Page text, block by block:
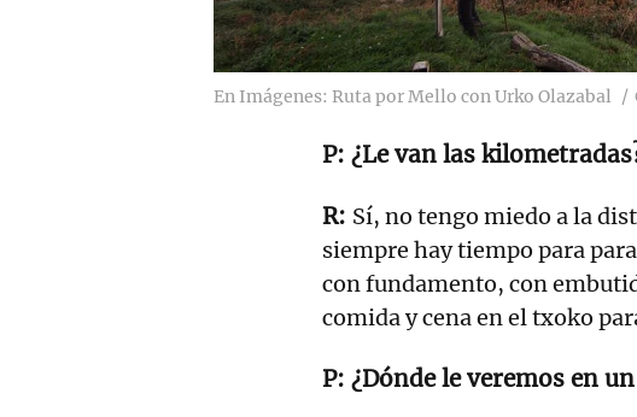
En Imágenes: Ruta por Mello con Urko Olazabal
¿Le van las
Sí, no tengo miedo a la
siempre hay tiempo para
con fundamento, con
comida y cena en el txoko
¿Dónde le veremos en